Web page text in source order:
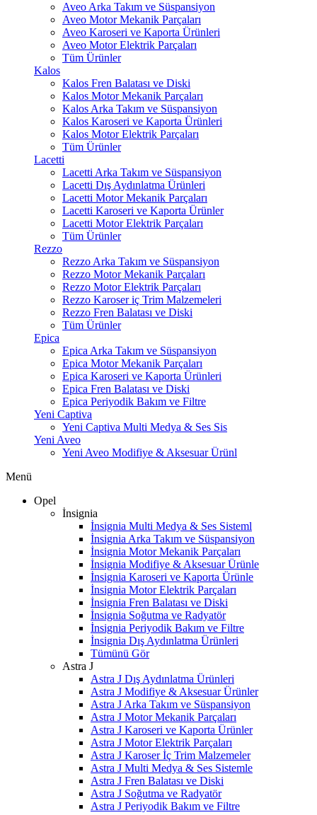
Aveo Arka Takım ve Süspansiyon
Aveo Motor Mekanik Parçaları
Aveo Karoseri ve Kaporta Ürünleri
Aveo Motor Elektrik Parçaları
Tüm Ürünler
Kalos
Kalos Fren Balatası ve Diski
Kalos Motor Mekanik Parçaları
Kalos Arka Takım ve Süspansiyon
Kalos Karoseri ve Kaporta Ürünleri
Kalos Motor Elektrik Parçaları
Tüm Ürünler
Lacetti
Lacetti Arka Takım ve Süspansiyon
Lacetti Dış Aydınlatma Ürünleri
Lacetti Motor Mekanik Parçaları
Lacetti Karoseri ve Kaporta Ürünler
Lacetti Motor Elektrik Parçaları
Tüm Ürünler
Rezzo
Rezzo Arka Takım ve Süspansiyon
Rezzo Motor Mekanik Parçaları
Rezzo Motor Elektrik Parçaları
Rezzo Karoser iç Trim Malzemeleri
Rezzo Fren Balatası ve Diski
Tüm Ürünler
Epica
Epica Arka Takım ve Süspansiyon
Epica Motor Mekanik Parçaları
Epica Karoseri ve Kaporta Ürünleri
Epica Fren Balatası ve Diski
Epica Periyodik Bakım ve Filtre
Yeni Captiva
Yeni Captiva Multi Medya & Ses Sis
Yeni Aveo
Yeni Aveo Modifiye & Aksesuar Ürünl
Menü
Opel
İnsignia
İnsignia Multi Medya & Ses Sisteml
İnsignia Arka Takım ve Süspansiyon
İnsignia Motor Mekanik Parçaları
İnsignia Modifiye & Aksesuar Ürünle
İnsignia Karoseri ve Kaporta Ürünle
İnsignia Motor Elektrik Parçaları
İnsignia Fren Balatası ve Diski
İnsignia Soğutma ve Radyatör
İnsignia Periyodik Bakım ve Filtre
İnsignia Dış Aydınlatma Ürünleri
Tümünü Gör
Astra J
Astra J Dış Aydınlatma Ürünleri
Astra J Modifiye & Aksesuar Ürünler
Astra J Arka Takım ve Süspansiyon
Astra J Motor Mekanik Parçaları
Astra J Karoseri ve Kaporta Ürünler
Astra J Motor Elektrik Parçaları
Astra J Karoser İç Trim Malzemeler
Astra J Multi Medya & Ses Sistemle
Astra J Fren Balatası ve Diski
Astra J Soğutma ve Radyatör
Astra J Periyodik Bakım ve Filtre